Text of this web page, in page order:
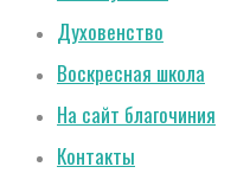
Духовенство
Воскресная школа
На сайт благочиния
Контакты